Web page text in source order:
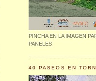
PINCHA EN LA IMAGEN
PANELES
40 PASEOS EN